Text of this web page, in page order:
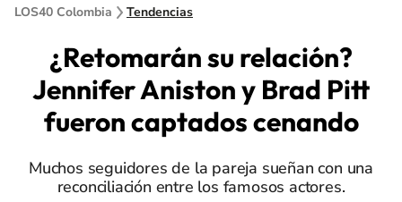
LOS40 Colombia Tendencias
¿Retomarán su relación?
Jennifer Aniston y Brad Pitt
fueron captados cenando
Muchos seguidores de la pareja sueñan con una
reconciliación entre los famosos actores.